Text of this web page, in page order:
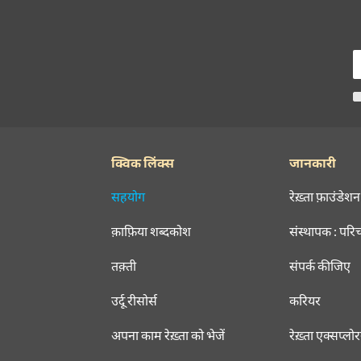
क्विक लिंक्स
सहयोग
क़ाफ़िया शब्दकोश
तक़्ती
उर्दू रीसोर्स
अपना काम रेख़्ता को भेजें
जानकारी
रेख़्ता फ़ाउंडेशन
संस्थापक :
संपर्क कीजिए
करियर
रेख़्ता